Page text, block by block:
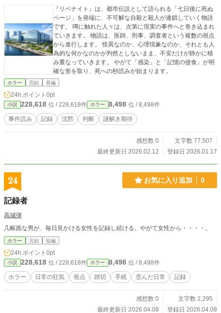
『リベナイト』は、都市伝説として語られる「七日後に死ぬ
ページ」を発端に、不可解な自殺と殺人が連鎖していく物語
です。 噂に触れた人々は、次第に現実の事件へと巻き込まれ
ていきます。 物語は、医師、刑事、調査者という複数の視点
から進行します。 怪異なのか、心理現象なのか、それとも人
為的な何かなのかが判然としないまま、不安だけが静かに積
み重なっていきます。 やがて「感染」と「記憶の侵食」が明
確な形を取り、死への秒読みが始まります。
ホラー 完結 長編
24h.ポイント 0pt
小説 228,618 位 / 228,618件 ホラー 8,498 位 / 8,498件
事件読み 記録 沈黙 判断 謎解き期待
感想数 0
文字数 77,507
最終更新日 2026.02.12
登録日 2026.01.17
24 お気に入り追加 0
記録者
高城弾
几帳面な男が、毎日見かける女性を記録し続ける。やがて女性から・・・・。
ホラー 完結 短編
24h.ポイント 0pt
小説 228,618 位 / 228,618件 ホラー 8,498 位 / 8,498件
ホラー 日常の狂気 視点 踏切 手紙 歪んだ日常 記録
感想数 0
文字数 2,295
最終更新日 2026.04.08
登録日 2026.04.08